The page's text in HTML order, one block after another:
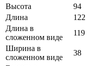
Высота
94
Длина
122
Длина в
сложенном виде
119
Ширина в
сложенном виде
38